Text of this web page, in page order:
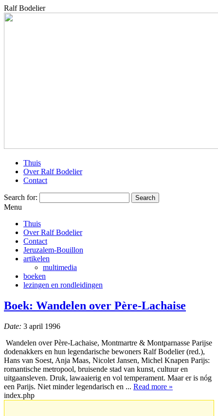
Ralf Bodelier
Thuis
Over Ralf Bodelier
Contact
Search for:
Menu
Thuis
Over Ralf Bodelier
Contact
Jeruzalem-Bouillon
artikelen
multimedia
boeken
lezingen en rondleidingen
Boek: Wandelen over Père-Lachaise
Date: 3 april 1996
Wandelen over Père-Lachaise, Montmartre & Montparnasse Parijse
dodenakkers en hun legendarische bewoners Ralf Bodelier (red.),
Hans van Soest, Anja Maas, Nicolet Jansen, Michel Knapen Parijs:
romantische metropool, bruisende stad van kunst, cultuur en
uitgaansleven. Druk, lawaaierig en vol temperament. Maar er is nóg
een Parijs. Niet minder legendarisch en ... Read more »
index.php